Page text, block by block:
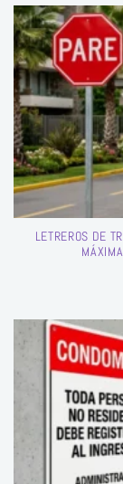
LETREROS DE